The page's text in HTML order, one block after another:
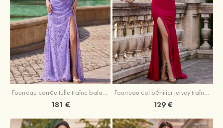
Fourreau carrée tulle traîne balayage robe de bal
181 €
Fourreau col bénitier jersey traîne balayage robe de bal
129 €